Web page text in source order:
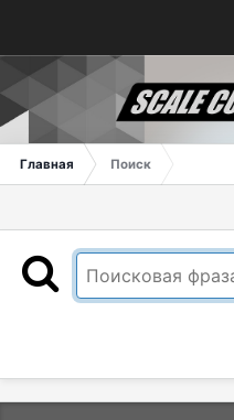
Главная Поиск